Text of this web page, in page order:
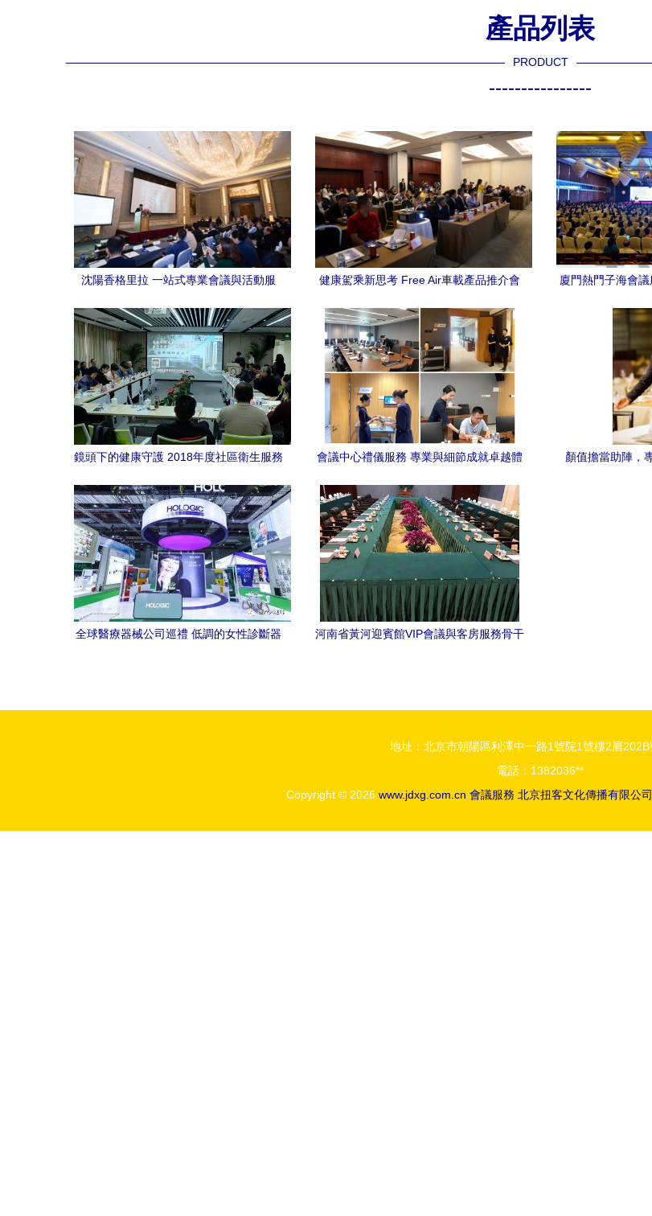
產品列表
PRODUCT
----------------
沈陽香格里拉 一站式專業會議與活動服
健康駕乘新思考 Free Air車載產品推介會
廈門熱門子海會
鏡頭下的健康守護 2018年度社區衛生服務
會議中心禮儀服務 專業與細節成就卓越體
顏值擔當助陣
全球醫療器械公司巡禮 低調的女性診斷器
河南省黃河迎賓館VIP會議與客房服務骨干
地址：北京市朝陽區利澤中一路1號院1號樓2層
電話：1382036**
Copyright © 2026 www.jdxg.com.cn 會議服務 北京扭客文化傳播有限公司